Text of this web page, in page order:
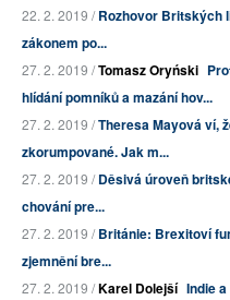
22. 2. 2019 /Rozhovor Britských
zákonem po...
27. 2. 2019 /Tomasz Oryński
hlídání pomníků a mazání hov...
27. 2. 2019 /Theresa Mayová ví,
zkorumpované. Jak m...
27. 2. 2019 /Děsivá úroveň
chování pre...
27. 2. 2019 /Británie: Brexitoví
zjemnění bre...
27. 2. 2019 /Karel Dolejší Indie